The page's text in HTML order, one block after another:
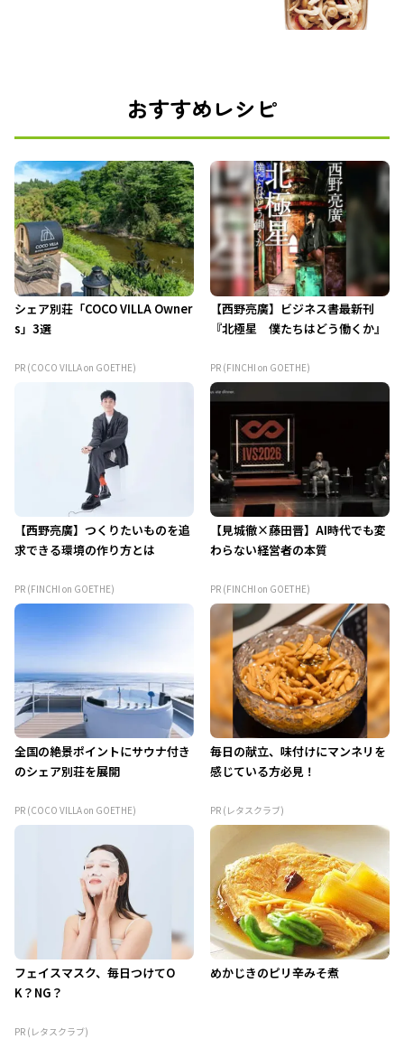
おすすめレシピ
シェア別荘「COCO VILLA Owner
s」3選
PR (COCO VILLA on GOETHE)
【西野亮廣】ビジネス書最新刊
『北極星 僕たちはどう働くか』
PR (FINCHI on GOETHE)
【西野亮廣】つくりたいものを追
求できる環境の作り方とは
PR (FINCHI on GOETHE)
【見城徹×藤田晋】AI時代でも変
わらない経営者の本質
PR (FINCHI on GOETHE)
全国の絶景ポイントにサウナ付き
のシェア別荘を展開
PR (COCO VILLA on GOETHE)
毎日の献立、味付けにマンネリを
感じている方必見！
PR (レタスクラブ)
フェイスマスク、毎日つけてO
K？NG？
PR (レタスクラブ)
めかじきのピリ辛みそ煮